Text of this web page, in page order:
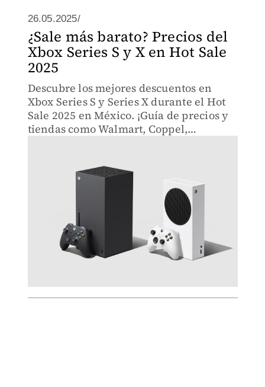
26.05.2025/
¿Sale más barato? Precios del
Xbox Series S y X en Hot Sale
2025
Descubre los mejores descuentos en
Xbox Series S y Series X durante el Hot
Sale 2025 en México. ¡Guía de precios y
tiendas como Walmart, Coppel,